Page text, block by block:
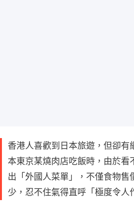
香港人喜歡到日本旅遊，但卻有
本東京某燒肉店吃飯時，由於看
出「外國人菜單」，不僅食物售
少，忍不住氣得直呼「極度令人